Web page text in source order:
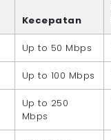
Kecepatan
Up to 50 Mbps
Up to 100 Mbps
Up to 250
Mbps